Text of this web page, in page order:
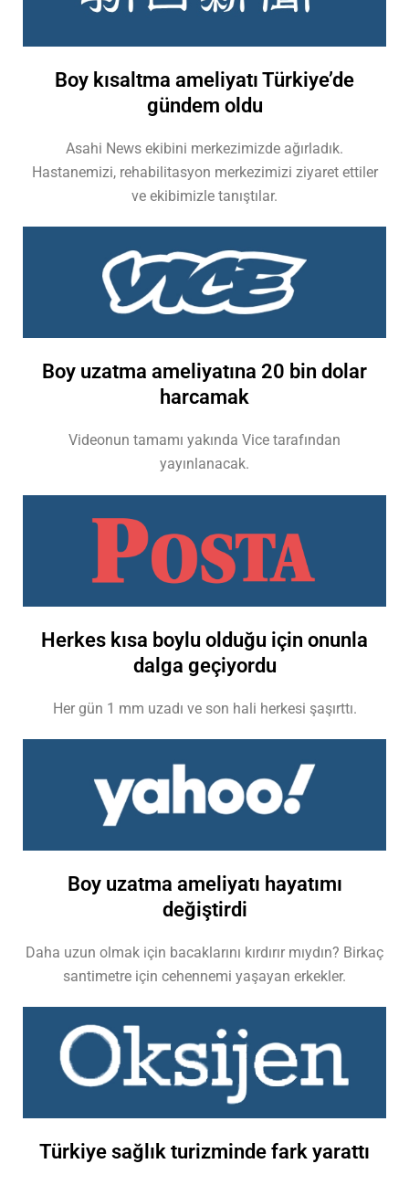
Boy kısaltma ameliyatı Türkiye’de
gündem oldu
Asahi News ekibini merkezimizde ağırladık.
Hastanemizi, rehabilitasyon merkezimizi ziyaret ettiler
ve ekibimizle tanıştılar.
Boy uzatma ameliyatına 20 bin dolar
harcamak
Videonun tamamı yakında Vice tarafından
yayınlanacak.
Herkes kısa boylu olduğu için onunla
dalga geçiyordu
Her gün 1 mm uzadı ve son hali herkesi şaşırttı.
Boy uzatma ameliyatı hayatımı
değiştirdi
Daha uzun olmak için bacaklarını kırdırır mıydın? Birkaç
santimetre için cehennemi yaşayan erkekler.
Türkiye sağlık turizminde fark yarattı